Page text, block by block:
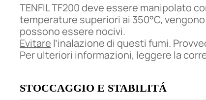
TENFIL TF200 deve essere manipolato
temperature superiori ai 350°C,
possono essere nocivi.
Evitare l’inalazione di questi fumi.
Per ulteriori informazioni, leggere la
STOCCAGGIO E STABILITÁ